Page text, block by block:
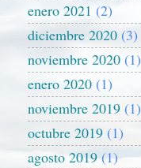
enero 2021 (2)
diciembre 2020 (3)
noviembre 2020 (1)
enero 2020 (1)
noviembre 2019 (1)
octubre 2019 (1)
agosto 2019(1)